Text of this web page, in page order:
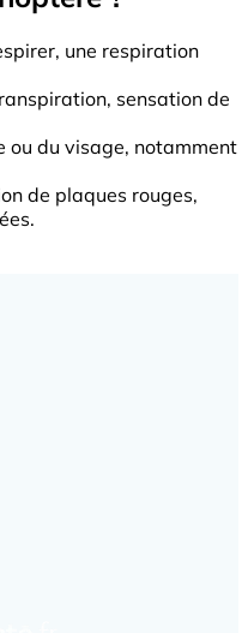
une respiration
sensation de
ou du visage, notamment
de plaques rouges,